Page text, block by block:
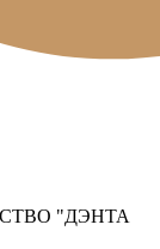
"ДЭНТА